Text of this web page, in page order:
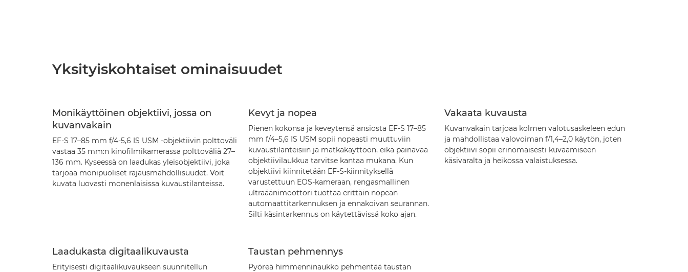
Yksityiskohtaiset ominaisuudet
Monikäyttöinen objektiivi, jossa on
kuvanvakain
EF-S 17–85 mm f/4-5,6 IS USM -objektiivin polttoväli
vastaa 35 mm:n kinofilmikamerassa polttoväliä 27–
136 mm. Kyseessä on laadukas yleisobjektiivi, joka
tarjoaa monipuoliset rajausmahdollisuudet. Voit
kuvata luovasti monenlaisissa kuvaustilanteissa.
Kevyt ja nopea
Pienen kokonsa ja keveytensä ansiosta EF-S 17–85
mm f/4–5,6 IS USM sopii nopeasti muuttuviin
kuvaustilanteisiin ja matkakäyttöön, eikä painavaa
objektiivilaukkua tarvitse kantaa mukana. Kun
objektiivi kiinnitetään EF-S-kiinnityksellä
varustettuun EOS-kameraan, rengasmallinen
ultraäänimoottori tuottaa erittäin nopean
automaattitarkennuksen ja ennakoivan seurannan.
Silti käsintarkennus on käytettävissä koko ajan.
Vakaata kuvausta
Kuvanvakain tarjoaa kolmen valotusaskeleen edun
ja mahdollistaa valovoiman f/1,4–2,0 käytön, joten
objektiivi sopii erinomaisesti kuvaamiseen
käsivaralta ja heikossa valaistuksessa.
Laadukasta digitaalikuvausta
Erityisesti digitaalikuvaukseen suunnitellun
Taustan pehmennys
Pyöreä himmenninaukko pehmentää taustan